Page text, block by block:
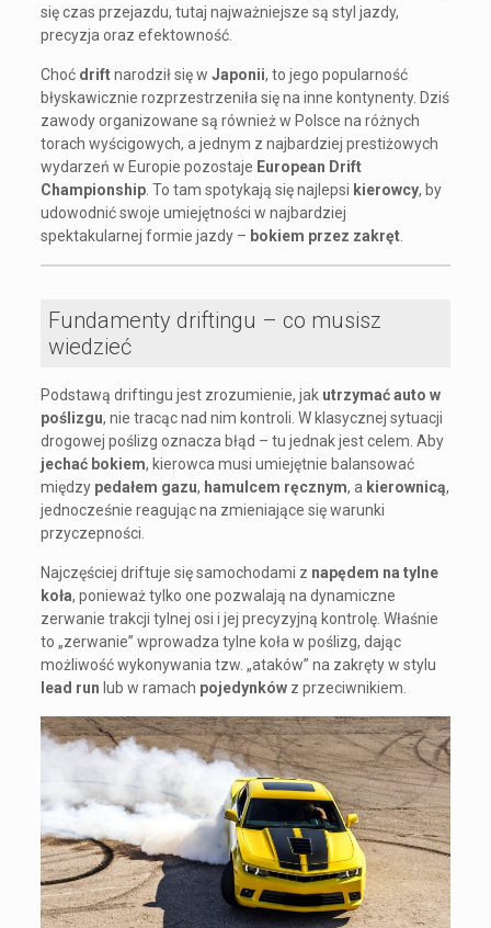
się czas przejazdu, tutaj najważniejsze są styl jazdy,
precyzja oraz efektowność.
Choć driftnarodził się w Japonii, to jego popularność
błyskawicznie rozprzestrzeniła się na inne kontynenty. Dziś
zawody organizowane są również w Polsce na różnych
torach wyścigowych, a jednym z najbardziej prestiżowych
wydarzeń w Europie pozostaje European Drift
Championship. To tam spotykają się najlepsi kierowcy, by
udowodnić swoje umiejętności w najbardziej
spektakularnej formie jazdy – bokiem przez zakręt.
Fundamenty driftingu – co musisz
wiedzieć
Podstawą driftingu jest zrozumienie, jak utrzymać auto w
poślizgu, nie tracąc nad nim kontroli. W klasycznej sytuacji
drogowej poślizg oznacza błąd – tu jednak jest celem. Aby
jechać bokiem, kierowca musi umiejętnie balansować
między pedałem gazu, hamulcem ręcznym, a kierownicą,
jednocześnie reagując na zmieniające się warunki
przyczepności.
Najczęściej driftuje się samochodami z napędem na tylne
koła, ponieważ tylko one pozwalają na dynamiczne
zerwanie trakcji tylnej osi i jej precyzyjną kontrolę. Właśnie
to „zerwanie” wprowadza tylne koła w poślizg, dając
możliwość wykonywania tzw. „ataków” na zakręty w stylu
lead run lub w ramach pojedynkówz przeciwnikiem.